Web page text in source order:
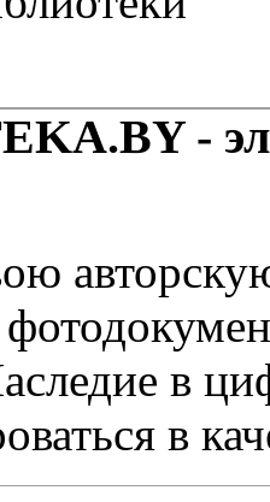
-
в
в